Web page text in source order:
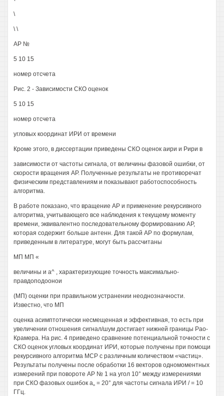
\
\ \
АР №
5 10 15
номер отсчета
Рис. 2 - Зависимости СКО оценок
5 10 15
номер отсчета
угловых координат ИРИ от времени
Кроме этого, в диссертации приведены СКО оценок аири и Рири в
зависимости от частоты сигнала, от величины фазовой ошибки, от
скорости вращения АР. Полученные результаты не противоречат
физическим представлениям и показывают работоспособность
алгоритма.
В работе показано, что вращение АР и применение рекурсивного
алгоритма, учитывающего все наблюдения к текущему моменту
времени, эквивалентно последовательному формированию АР,
которая содержит больше антенн. Для такой АР по формулам,
приведенным в литературе, могут быть рассчитаны
МП МП «
величины и а^ , характеризующие точность максимально-
правдоподоонои
(МП) оценки при правильном устранении неоднозначности.
Известно, что МП
оценка асимптотически несмещенная и эффективная, то есть при
увеличении отношения сигнал/шум достигает нижней границы Рао-
Крамера. На рис. 4 приведено сравнение потенциальной точности с
СКО оценок угловых координат ИРИ, которые получены при помощи
рекурсивного алгоритма МСР с различным количеством «частиц».
Результаты получены после обработки 16 векторов одномоментных
измерений при повороте АР № 1 на угол 10° между измерениями
при СКО фазовых ошибок а„ = 20° для частоты сигнала ИРИ / = 10
ГГц.